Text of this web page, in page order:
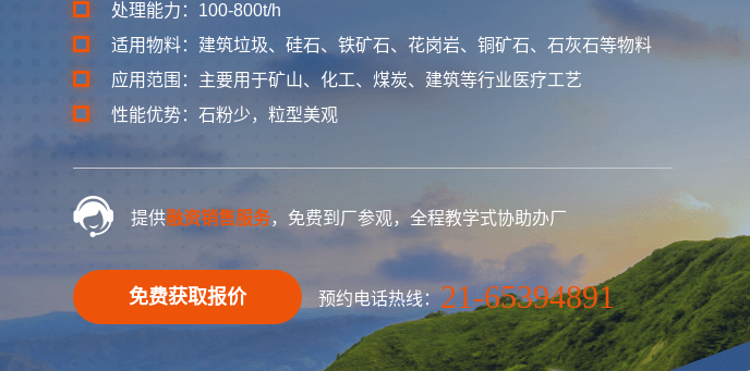
处理能力：100-800t/h
适用物料：建筑垃圾、硅石、铁矿石、花岗岩、铜矿石、石灰石等物料
应用范围：主要用于矿山、化工、煤炭、建筑等行业医疗工艺
性能优势：石粉少，粒型美观
提供融资销售服务，免费到厂参观，全程教学式协助办厂
免费获取报价 预约电话热线：21-65394891